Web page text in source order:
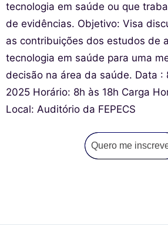
tecnologia em saúde ou que
de evidências. Objetivo: Visa
as contribuições dos estudos de
tecnologia em saúde para uma
decisão na área da saúde.ㅤㅤㅤㅤㅤㅤㅤㅤ
2025ㅤㅤㅤㅤㅤㅤ Horário: 8h às 18hㅤㅤㅤㅤㅤㅤㅤㅤㅤㅤㅤㅤ Carga
Local: Auditório da FEPECSㅤㅤㅤㅤㅤㅤㅤㅤㅤㅤㅤㅤㅤㅤㅤㅤㅤㅤㅤㅤ ㅤㅤㅤㅤㅤㅤㅤㅤ ㅤㅤㅤㅤㅤㅤ ㅤㅤㅤㅤㅤㅤ ㅤㅤㅤㅤㅤㅤ ㅤㅤㅤㅤㅤㅤㅤㅤㅤㅤㅤㅤ ㅤㅤㅤㅤㅤㅤ ㅤㅤㅤㅤㅤㅤㅤㅤㅤㅤㅤㅤ ㅤㅤㅤㅤㅤㅤ ㅤㅤㅤㅤㅤㅤ ㅤㅤㅤㅤㅤㅤ ㅤㅤㅤㅤㅤㅤ
Quero me